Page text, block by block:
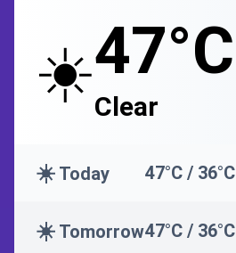
☀️47°C
Clear
☀️ Today 47°C / 36°C
☀️ Tomorrow47°C / 36°C